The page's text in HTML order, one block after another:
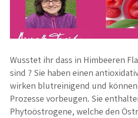
Wusstet ihr dass in Himbeeren
sind ? Sie haben einen
wirken blutreinigend und
Prozesse vorbeugen. Sie
Phytoöstrogene, welche den